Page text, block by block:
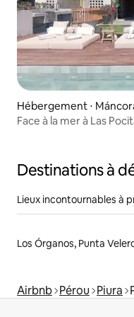
Hébergement ⋅
Face à la mer à Las
Destinations à
Lieux incontournables à
Los Órganos, Punta
Airbnb Pérou Piura